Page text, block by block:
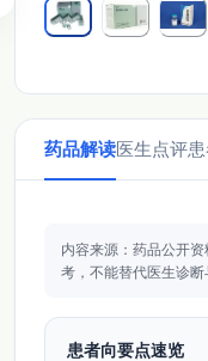
药品解读医生点评
内容来源：药品公开资
考，不能替代医生诊断
患者向要点速览